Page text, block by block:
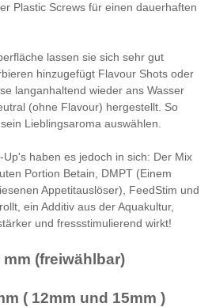
Plastic Screws für einen dauerhaften
lassen sie sich sehr gut
hinzugefügt Flavour Shots oder
langanhaltend wieder ans Wasser
(ohne Flavour) hergestellt. So
Lieblingsaroma auswählen.
haben es jedoch in sich: Der Mix
Portion Betain, DMPT (Einem
Appetitauslöser), FeedStim und
ein Additiv aus der Aquakultur,
und fressstimulierend wirkt!
mm (freiwählbar)
( 12mm und 15mm )